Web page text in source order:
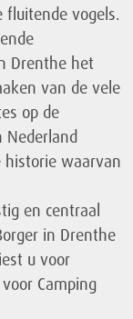
vogels.
Drenthe het
van de vele
op de
Nederland
waarvan
en centraal
in Drenthe
u voor
Camping